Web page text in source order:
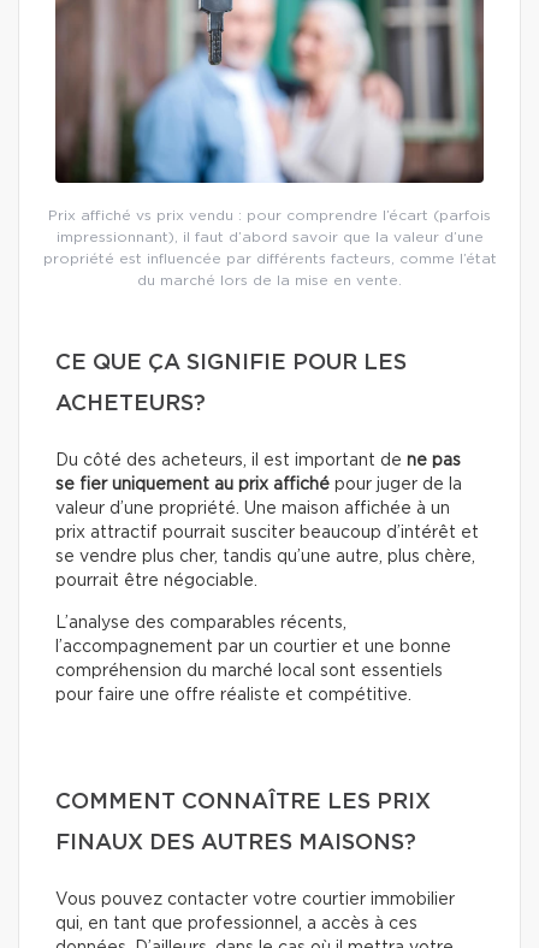
Prix affiché vs prix vendu : pour comprendre l’écart (parfois
impressionnant), il faut d’abord savoir que la valeur d’une
propriété est influencée par différents facteurs, comme l’état
du marché lors de la mise en vente.
CE QUE ÇA SIGNIFIE POUR LES
ACHETEURS?
Du côté des acheteurs, il est important de ne pas
se fier uniquement au prix affiché pour juger de la
valeur d’une propriété. Une maison affichée à un
prix attractif pourrait susciter beaucoup d’intérêt et
se vendre plus cher, tandis qu’une autre, plus chère,
pourrait être négociable.
L’analyse des comparables récents,
l’accompagnement par un courtier et une bonne
compréhension du marché local sont essentiels
pour faire une offre réaliste et compétitive.
COMMENT CONNAÎTRE LES PRIX
FINAUX DES AUTRES MAISONS?
Vous pouvez contacter votre courtier immobilier
qui, en tant que professionnel, a accès à ces